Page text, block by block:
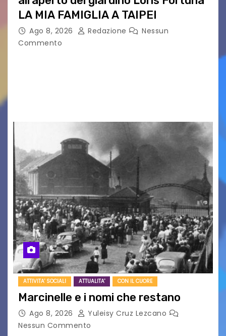
LA MIA FAMIGLIA A TAIPEI
Ago 8, 2026 Redazione
Nessun
Commento
ATTIVITA' SOCIALI ATTUALITA' CON IL CUORE
Marcinelle e i nomi che restano
Ago 8, 2026
Yuleisy Cruz Lezcano
Nessun Commento